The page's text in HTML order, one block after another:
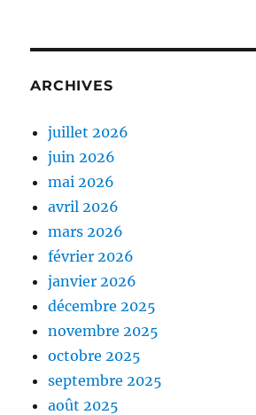
ARCHIVES
juillet 2026
juin 2026
mai 2026
avril 2026
mars 2026
février 2026
janvier 2026
décembre 2025
novembre 2025
octobre 2025
septembre 2025
août 2025